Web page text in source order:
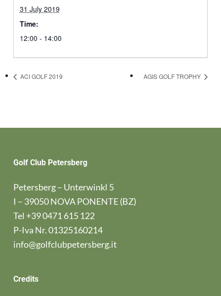
31 July 2019
Time:
12:00 - 14:00
ACI GOLF 2019 AGIS GOLF TROPHY
Golf Club Petersberg
Petersberg – Unterwinkl 5
I – 39050 NOVA PONENTE (BZ)
Tel +39 0471 615 122
P-Iva Nr. 01325160214
info@golfclubpetersberg.it
Credits